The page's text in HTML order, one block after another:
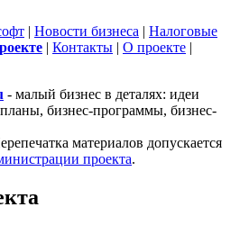
| Новости бизнеса | Налоговые
| Контакты | О проекте |
- малый бизнес в деталях: идеи
бизнес-программы, бизнес-
материалов допускается
проекта.